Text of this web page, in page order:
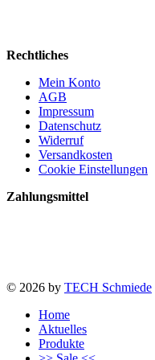
Rechtliches
Mein Konto
AGB
Impressum
Datenschutz
Widerruf
Versandkosten
Cookie Einstellungen
Zahlungsmittel
© 2026 by TECH Schmiede
Home
Aktuelles
Produkte